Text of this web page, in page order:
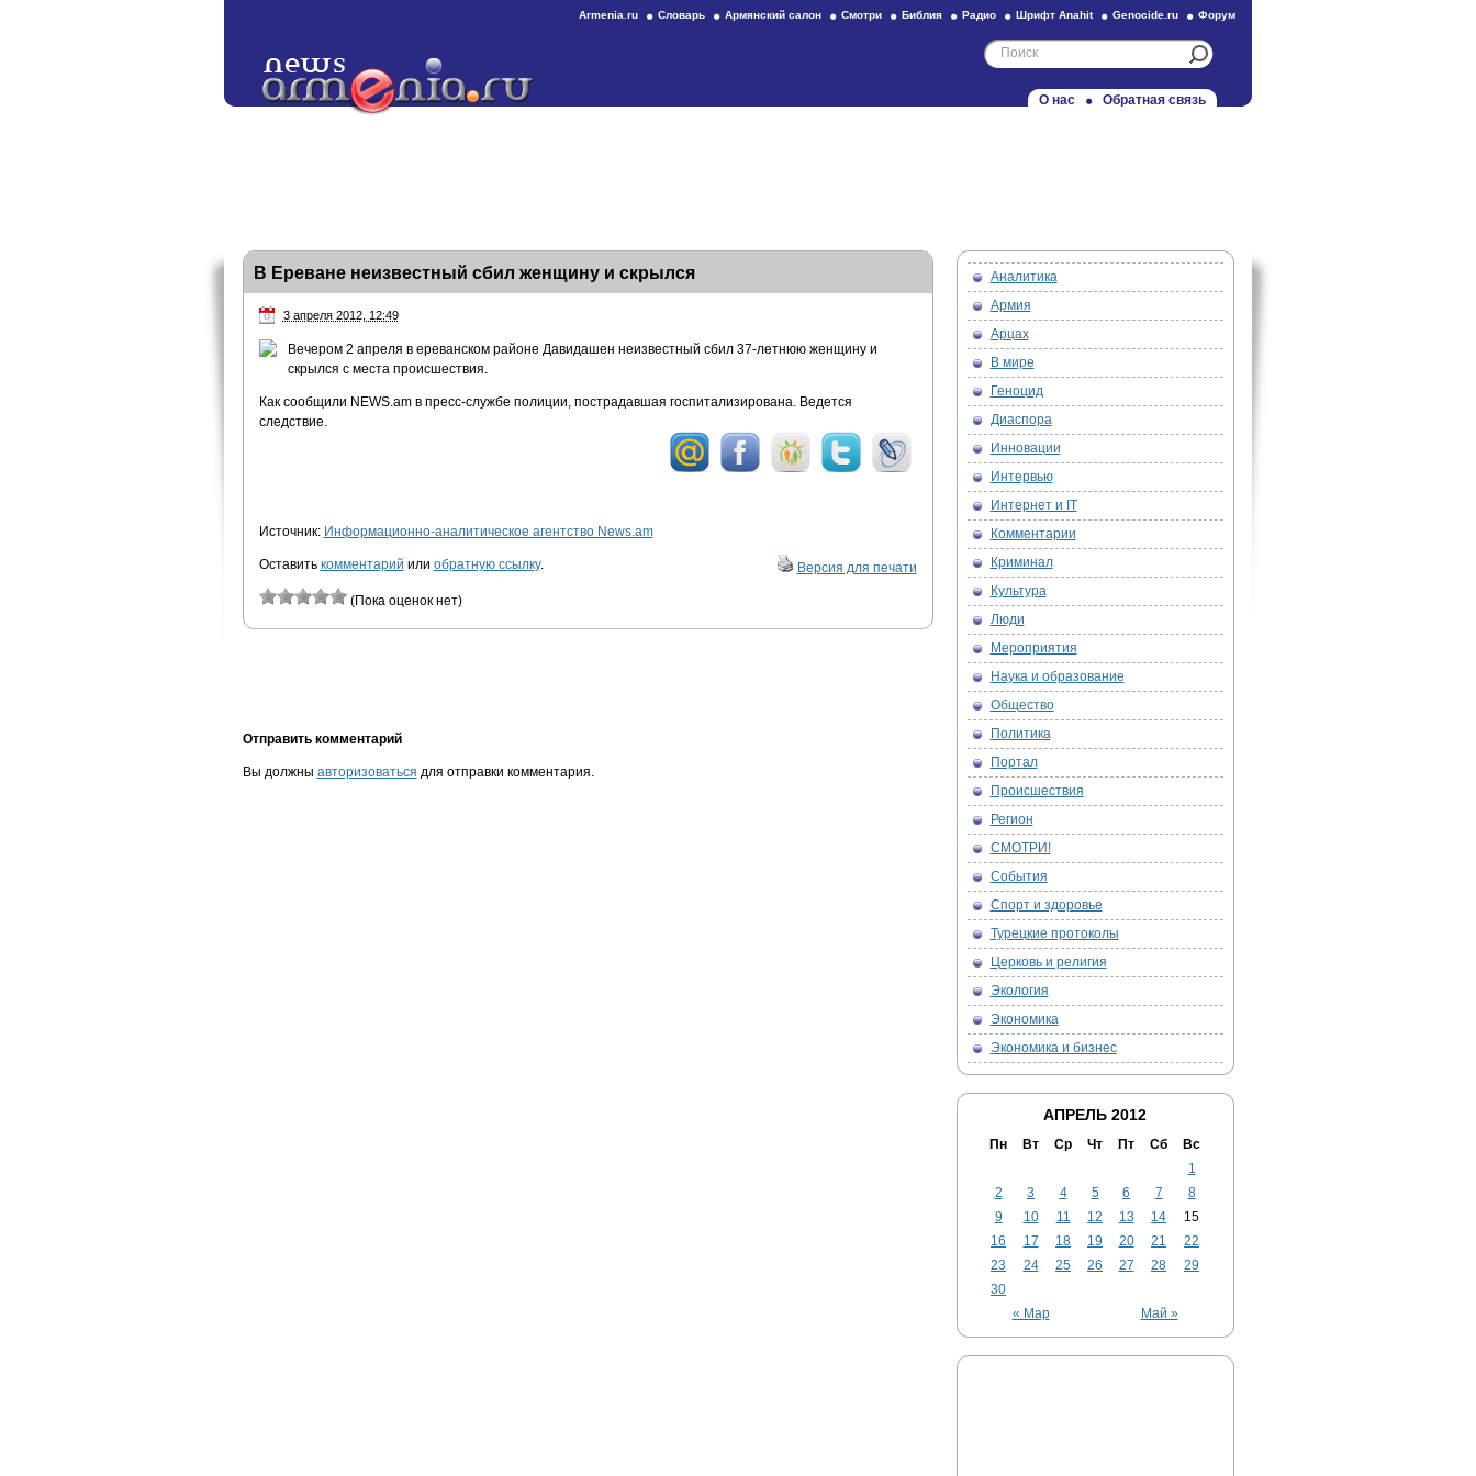
Armenia.ru Словарь Армянский салон Смотри Библия Радио Шрифт Anahit Genocide.ru Форум
О нас Обратная связь
В Ереване неизвестный сбил женщину и скрылся
3 апреля 2012, 12:49
Вечером 2 апреля в ереванском районе Давидашен неизвестный сбил 37-летнюю женщину и
скрылся с места происшествия.
Как сообщили NEWS.am в пресс-службе полиции, пострадавшая госпитализирована. Ведется
следствие.
Источник: Информационно-аналитическое агентство News.am
Оставить комментарий или обратную ссылку. Версия для печати
(Пока оценок нет)
Отправить комментарий
Вы должны авторизоваться для отправки комментария.
Аналитика
Армия
Арцах
В мире
Геноцид
Диаспора
Инновации
Интервью
Интернет и IT
Комментарии
Криминал
Культура
Люди
Мероприятия
Наука и образование
Общество
Политика
Портал
Происшествия
Регион
СМОТРИ!
События
Спорт и здоровье
Турецкие протоколы
Церковь и религия
Экология
Экономика
Экономика и бизнес
АПРЕЛЬ 2012
Пн Вт Ср Чт Пт Сб Вс
« Мар Май »
1
2
3 4 5 6 7
8
9
10 11 12 13 14
15
16
17 18 19 20 21
22
23
24 25 26 27 28
29
30